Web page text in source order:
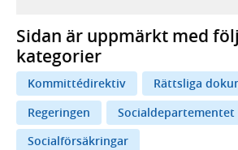
Sidan är uppmärkt med
kategorier
Kommittédirektiv
Rättsliga
Regeringen
Socialdepartementet
Socialförsäkringar